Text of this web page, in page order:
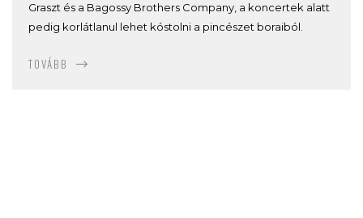
Graszt és a Bagossy Brothers Company, a koncertek alatt
pedig korlátlanul lehet kóstolni a pincészet boraiból.
TOVÁBB